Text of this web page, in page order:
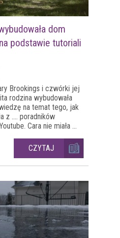
dom
podstawie tutoriali
Brookings i czwórki jej
rodzina wybudowała
na temat tego, jak
z .... poradników
Cara nie miała ...
CZYTAJ